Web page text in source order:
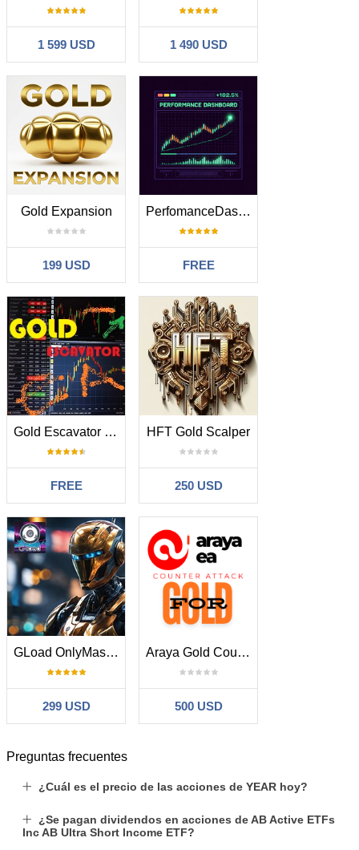
1 599 USD 1 490 USD
Gold Expansion
199 USD
PerfomanceDashboard
FREE
Gold Escavator Trading Bot
FREE
HFT Gold Scalper
250 USD
GLoad OnlyMaster
299 USD
Araya Gold Counter Attack v1
500 USD
Preguntas frecuentes
¿Cuál es el precio de las acciones de YEAR hoy?
¿Se pagan dividendos en acciones de AB Active ETFs
Inc AB Ultra Short Income ETF?